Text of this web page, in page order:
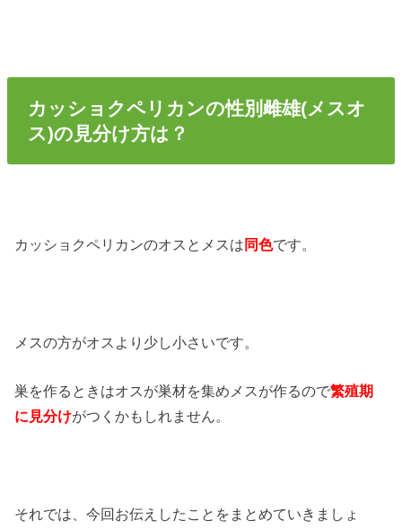
カッショクペリカンの性別雌雄(メスオ
ス)の見分け方は？
カッショクペリカンのオスとメスは 同色です。
メスの方がオスより少し小さいです。
巣を作るときはオスが巣材を集めメスが作るので繁殖期
に見分けがつくかもしれません。
それでは、今回お伝えしたことをまとめていきましょ